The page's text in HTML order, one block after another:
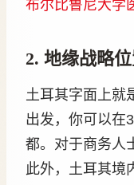
布尔比鲁尼大学
2. 地缘战略
土耳其字面上就
出发，你可以在
都。对于商务人
此外，土耳其境